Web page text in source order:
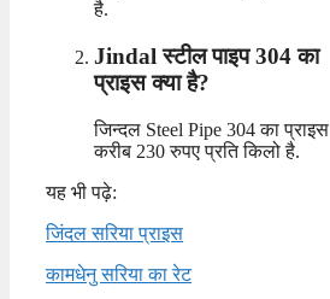
है.
Jindal स्टील पाइप 304 का
प्राइस क्या है?
जिन्दल Steel Pipe 304 का प्राइस
करीब 230 रुपए प्रति किलो है.
यह भी पढ़े:
जिंदल सरिया प्राइस
कामधेनु सरिया का रेट